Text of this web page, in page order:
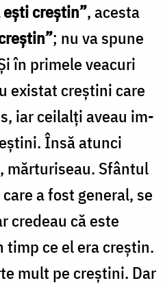
creștin”, acesta
; nu va spune
în primele veacuri
existat creș­tini care
iar ceilalți aveau im­
Însă atunci
mărturiseau. Sfântul
a fost general, se
credeau că este
ce el era creștin.
mult pe creștini. Dar